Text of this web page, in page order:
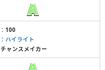
： 100
： ハイライト
チャンスメイカー